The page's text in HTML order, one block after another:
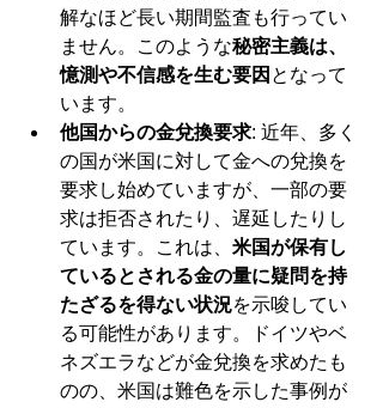
解なほど長い期間監査も行ってい
ません。このような秘密主義は、
憶測や不信感を生む要因 となって
います。
他国からの金兌換要求: 近年、多く
の国が米国に対して金への兌換を
要求し始めていますが、一部の要
求は拒否されたり、遅延したりし
ています。これは、 米国が保有し
ているとされる金の量に疑問を持
たざるを得ない状況を示唆してい
る可能性があります。ドイツやベ
ネズエラなどが金兌換を求めたも
のの、米国は難色を示した事例が